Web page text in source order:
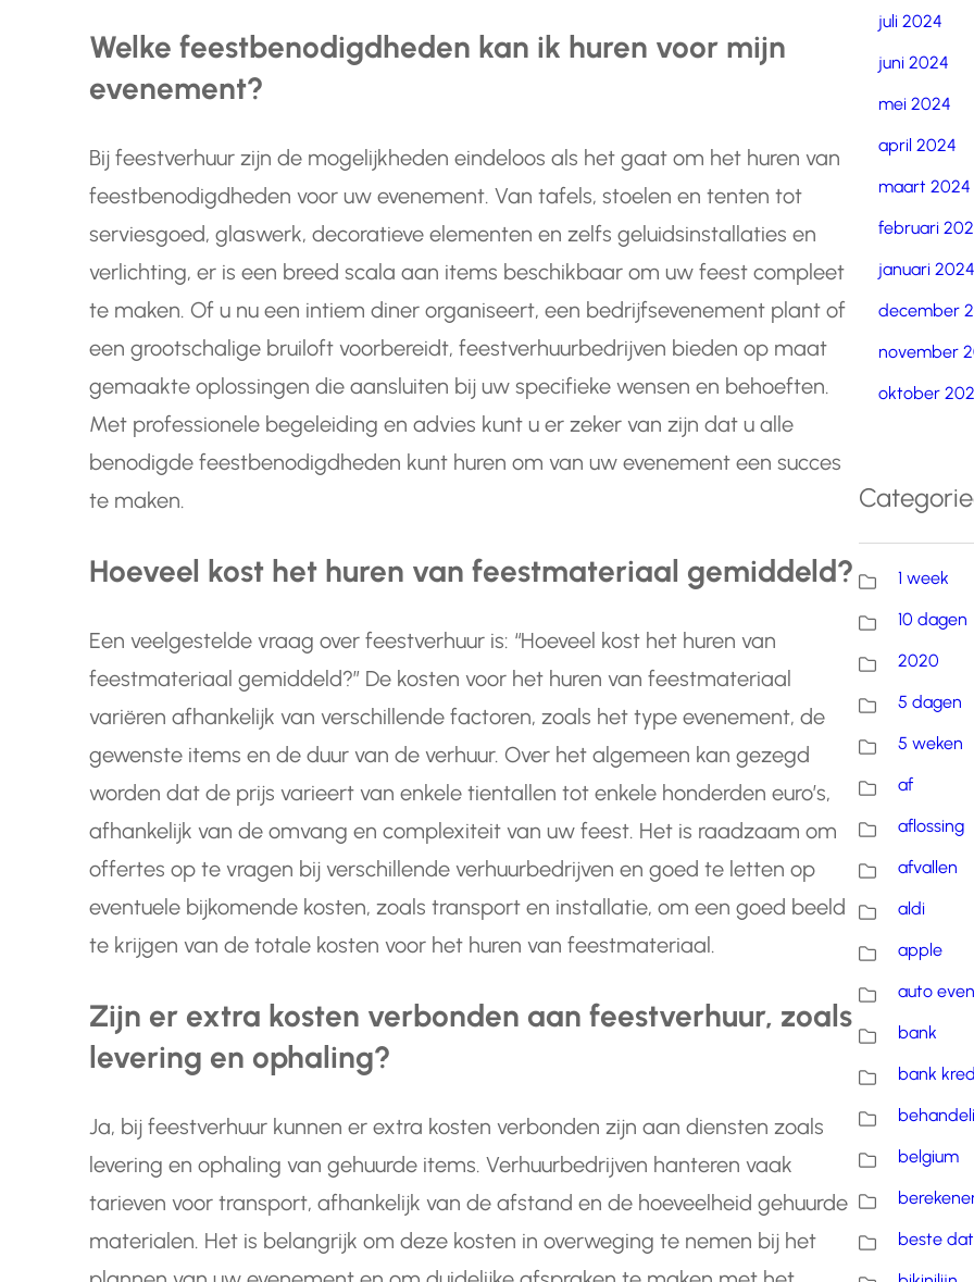
Welke feestbenodigdheden kan ik huren voor mijn
evenement?
Bij feestverhuur zijn de mogelijkheden eindeloos als het gaat om het huren van
feestbenodigdheden voor uw evenement. Van tafels, stoelen en tenten tot
serviesgoed, glaswerk, decoratieve elementen en zelfs geluidsinstallaties en
verlichting, er is een breed scala aan items beschikbaar om uw feest compleet
te maken. Of u nu een intiem diner organiseert, een bedrijfsevenement plant of
een grootschalige bruiloft voorbereidt, feestverhuurbedrijven bieden op maat
gemaakte oplossingen die aansluiten bij uw specifieke wensen en behoeften.
Met professionele begeleiding en advies kunt u er zeker van zijn dat u alle
benodigde feestbenodigdheden kunt huren om van uw evenement een succes
te maken.
Hoeveel kost het huren van feestmateriaal gemiddeld?
Een veelgestelde vraag over feestverhuur is: “Hoeveel kost het huren van
feestmateriaal gemiddeld?” De kosten voor het huren van feestmateriaal
variëren afhankelijk van verschillende factoren, zoals het type evenement, de
gewenste items en de duur van de verhuur. Over het algemeen kan gezegd
worden dat de prijs varieert van enkele tientallen tot enkele honderden euro’s,
afhankelijk van de omvang en complexiteit van uw feest. Het is raadzaam om
offertes op te vragen bij verschillende verhuurbedrijven en goed te letten op
eventuele bijkomende kosten, zoals transport en installatie, om een goed beeld
te krijgen van de totale kosten voor het huren van feestmateriaal.
Zijn er extra kosten verbonden aan feestverhuur, zoals
levering en ophaling?
Ja, bij feestverhuur kunnen er extra kosten verbonden zijn aan diensten zoals
levering en ophaling van gehuurde items. Verhuurbedrijven hanteren vaak
tarieven voor transport, afhankelijk van de afstand en de hoeveelheid gehuurde
materialen. Het is belangrijk om deze kosten in overweging te nemen bij het
juli 2024
juni 2024
mei 2024
april 2024
maart 2024
februari
januari 2024
december
november
oktober
1 week
10 dagen
2020
5 dagen
5 weken
af
aflossing
afvallen
aldi
apple
auto
bank
bank
belgium
beste